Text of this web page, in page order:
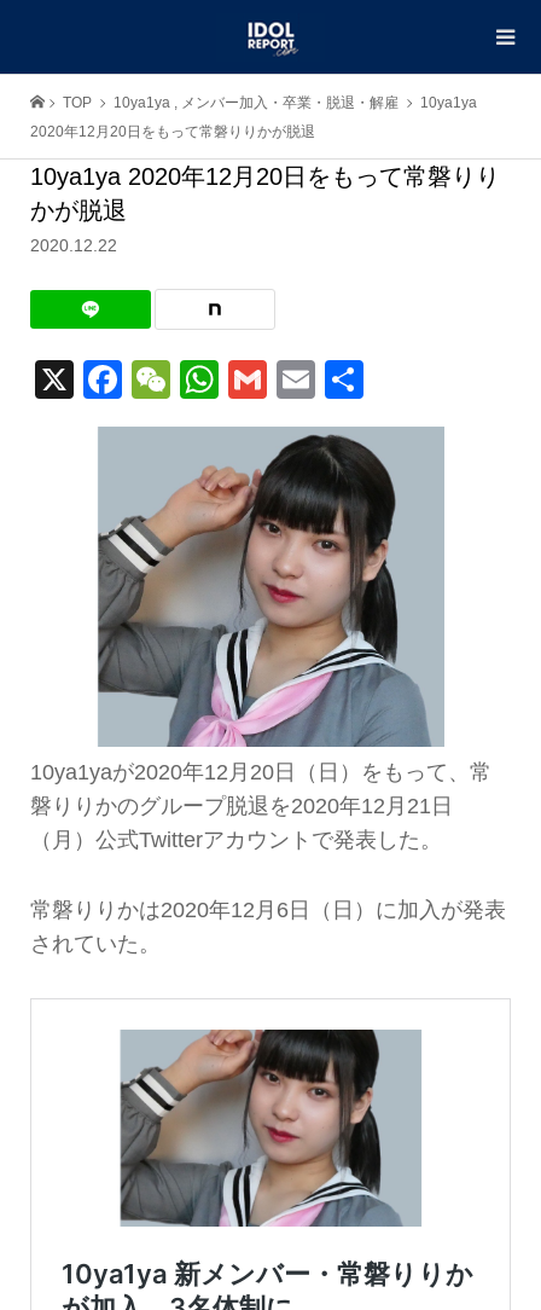
TOP 10ya1ya , メンバー加入・卒業・脱退・解雇
10ya1ya
2020年12月20日をもって常磐りりかが脱退
10ya1ya 2020年12月20日をもって常磐りり
かが脱退
2020.12.22
X Facebook
WeChat
WhatsApp
GmailEmail
有
10ya1yaが2020年12月20日（日）をもって、常
磐りりかのグループ脱退を2020年12月21日
（月）公式Twitterアカウントで発表した。
常磐りりかは2020年12月6日（日）に加入が発表
されていた。